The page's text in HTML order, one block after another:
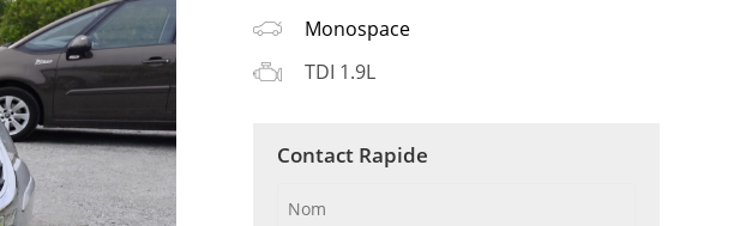
Monospace
TDI 1.9L
Contact Rapide